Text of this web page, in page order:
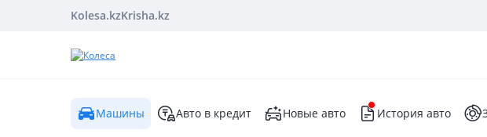
Kolesa.kzKrisha.kz
Машины Авто в кредит Новые авто История авто